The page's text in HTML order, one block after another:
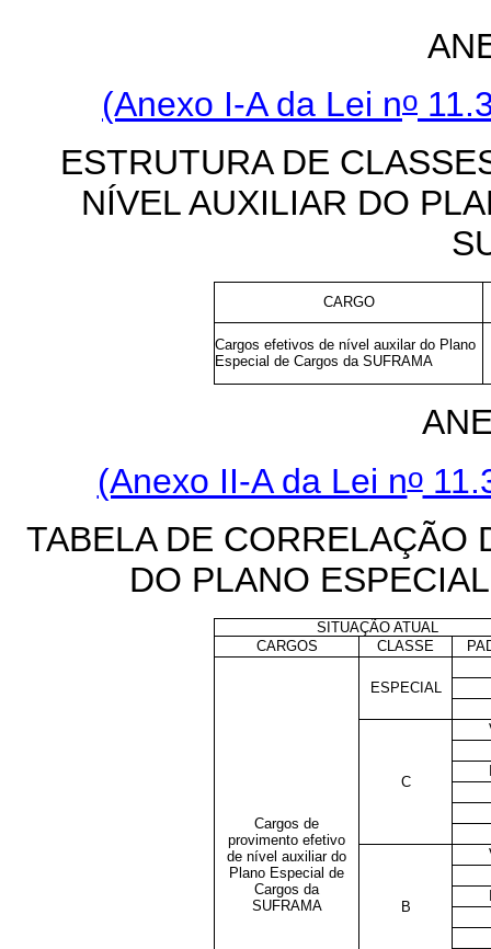
(Anexo I-A da Lei no
ESTRUTURA DE
NÍVEL AUXILIAR DO
CARGO
Cargos efetivos de nível auxilar do Plano
Especial de Cargos da SUFRAMA
(Anexo II-A da Lei no
TABELA DE CORRELAÇÃO
DO PLANO
SITUAÇÃO ATUAL
CARGOS
CLASSE
Cargos de
provimento efetivo
de nível auxiliar do
Plano Especial de
Cargos da
SUFRAMA
ESPECIAL
C
B